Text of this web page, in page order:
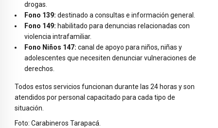
drogas.
Fono 139: destinado a consultas e información general.
Fono 149: habilitado para denuncias relacionadas con
violencia intrafamiliar.
Fono Niños 147: canal de apoyo para niños, niñas y
adolescentes que necesiten denunciar vulneraciones de
derechos.
Todos estos servicios funcionan durante las 24 horas y son
atendidos por personal capacitado para cada tipo de
situación.
Foto: Carabineros Tarapacá.